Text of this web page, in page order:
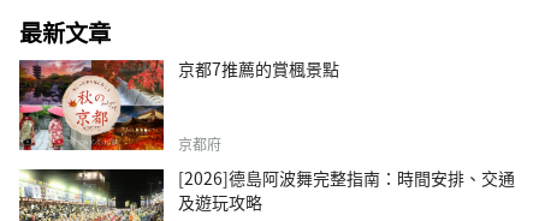
最新文章
京都7推薦的賞楓景點
京都府
[2026]德島阿波舞完整指南：時間安排、交通
及遊玩攻略